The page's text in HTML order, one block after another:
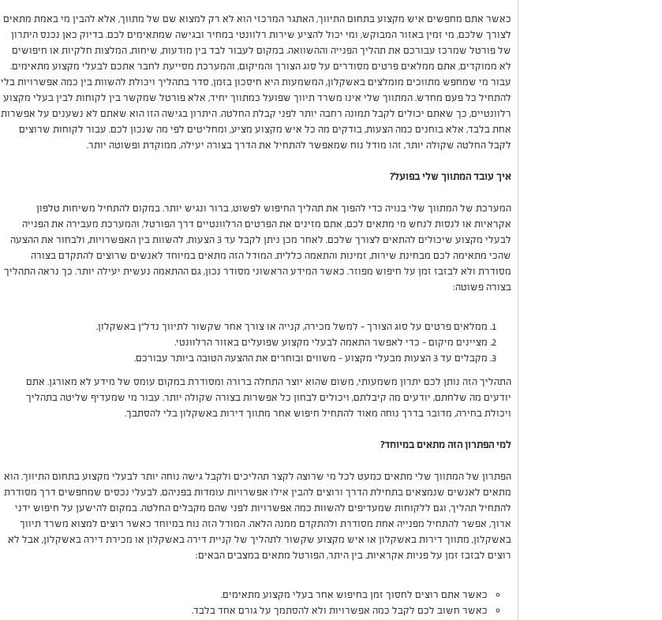
כאשר אתם מחפשים איש מקצוע בתחום התיווך, האתגר המרכזי הוא לא רק למצוא שם של מתווך, אלא להבין מי באמת מתאים
לצורך שלכם, מי זמין באזור המבוקש, ומי יכול להציע שירות רלוונטי במחיר ובגישה שמתאימים לכם. בדיוק כאן נכנס היתרון
של פורטל שמרכז עבורכם את תהליך הפנייה וההשוואה. במקום לעבור לבד בין מודעות, שיחות, המלצות חלקיות או חיפושים
לא ממוקדים, אתם ממלאים פרטים מסודרים על סוג הצורך והמיקום, והמערכת מסייעת לחבר אתכם לבעלי מקצוע מתאימים.
עבור מי שמחפש מתווכים מומלצים באשקלון, המשמעות היא חיסכון בזמן, סדר בתהליך ויכולת להשוות בין כמה אפשרויות בלי
להתחיל כל פעם מחדש. המתווך שלי אינו משרד תיווך שפועל כמתווך יחיד, אלא פורטל שמקשר בין לקוחות לבין בעלי מקצוע
רלוונטיים, כך שאתם יכולים לקבל תמונה רחבה יותר לפני קבלת החלטה. היתרון בגישה הזו הוא שאתם לא נשענים על אפשרות
אחת בלבד, אלא בוחנים כמה הצעות, בודקים מה כל איש מקצוע מציע, ומחליטים לפי מה שנכון לכם. עבור לקוחות שרוצים
לקבל החלטה שקולה יותר, זהו מודל נוח שמאפשר להתחיל את הדרך בצורה יעילה, ממוקדת ופשוטה יותר.
איך עובד המתווך שלי בפועל?
המערכת של המתווך שלי בנויה כדי להפוך את תהליך החיפוש לפשוט, ברור ונגיש יותר. במקום להתחיל משיחות טלפון
אקראיות או לנסות לנחש מי מתאים לכם, אתם מזינים את הפרטים הרלוונטיים דרך הפורטל, והמערכת מעבירה את הפנייה
לבעלי מקצוע שיכולים להתאים לצורך שלכם. לאחר מכן ניתן לקבל עד 3 הצעות, להשוות בין האפשרויות, ולבחור את ההצעה
שהכי מתאימה לכם מבחינת שירות, זמינות והתאמה כללית. המודל הזה מתאים במיוחד לאנשים שרוצים להתקדם בצורה
מסודרת ולא לבזבז זמן על חיפוש מפוזר. כאשר המידע הראשוני מסודר נכון, גם ההתאמה נעשית יעילה יותר. כך נראה התהליך
בצורה פשוטה:
ממלאים פרטים על סוג הצורך - למשל מכירה, קנייה או צורך אחר שקשור לתיווך נדל"ן באשקלון.
מציינים מיקום - כדי לאפשר התאמה לבעלי מקצוע שפועלים באזור הרלוונטי.
מקבלים עד 3 הצעות מבעלי מקצוע - משווים ובוחרים את ההצעה הטובה ביותר עבורכם.
התהליך הזה נותן לכם יתרון משמעותי, משום שהוא יוצר התחלה ברורה ומסודרת במקום עומס של מידע לא מאורגן. אתם
יודעים מה שלחתם, יודעים מה קיבלתם, ויכולים לבחון כל אפשרות בצורה שקולה יותר. עבור מי שמעדיף שליטה בתהליך
ויכולת בחירה, מדובר בדרך נוחה מאוד להתחיל חיפוש אחר מתווך דירות באשקלון בלי להסתבך.
למי הפתרון הזה מתאים במיוחד?
הפתרון של המתווך שלי מתאים כמעט לכל מי שרוצה לקצר תהליכים ולקבל גישה נוחה יותר לבעלי מקצוע בתחום התיווך. הוא
מתאים לאנשים שנמצאים בתחילת הדרך ורוצים להבין אילו אפשרויות עומדות בפניהם, לבעלי נכסים שמחפשים דרך מסודרת
להתחיל תהליך, וגם ללקוחות שמעדיפים להשוות כמה אפשרויות לפני שהם מקבלים החלטה. במקום להישען על חיפוש ידני
ארוך, אפשר להתחיל מפנייה אחת מסודרת ולהתקדם ממנה הלאה. המודל הזה נוח במיוחד כאשר רוצים למצוא משרד תיווך
באשקלון, מתווך דירות באשקלון או איש מקצוע שקשור לתהליך של קניית דירה באשקלון או מכירת דירה באשקלון, אבל לא
רוצים לבזבז זמן על פניות אקראיות. בין היתר, הפורטל מתאים במצבים הבאים:
כאשר אתם רוצים לחסוך זמן בחיפוש אחר בעלי מקצוע מתאימים.
כאשר חשוב לכם לקבל כמה אפשרויות ולא להסתמך על גורם אחד בלבד.